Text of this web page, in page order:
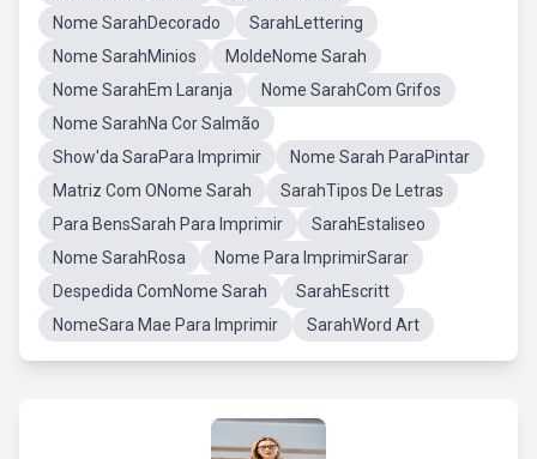
Nome SarahDecorado
SarahLettering
Nome SarahMinios
MoldeNome Sarah
Nome SarahEm Laranja
Nome SarahCom Grifos
Nome SarahNa Cor Salmão
Show'da SaraPara Imprimir
Nome Sarah ParaPintar
Matriz Com ONome Sarah
SarahTipos De Letras
Para BensSarah Para Imprimir
SarahEstaliseo
Nome SarahRosa
Nome Para ImprimirSarar
Despedida ComNome Sarah
SarahEscritt
NomeSara Mae Para Imprimir
SarahWord Art